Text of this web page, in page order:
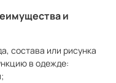
и
состава или рисунка
в одежде: